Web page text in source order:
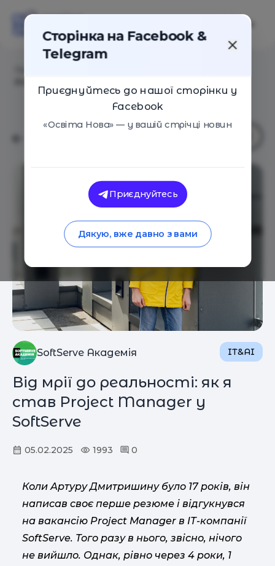
SoftServe Академія IT&AI
Від мрії до реальності: як я
став Project Manager у
SoftServe
05.02.2025 1993 0
Коли Артуру Дмитришину було 17 років, він
написав своє перше резюме і відгукнувся
на вакансію Project Manager в ІТ-компанії
SoftServe. Того разу в нього, звісно, нічого
не вийшло. Однак, рівно через 4 роки, 1
Сторінка на Facebook &
Telegram
Приєднуйтесь до нашої сторінки у
Facebook
«Освіта Нова» — у вашій стрічці новин
Приєднуйтесь
Дякую, вже давно з вами